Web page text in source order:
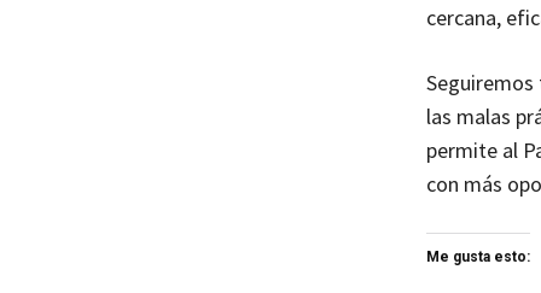
cercana,
las malas
permite al
con más
Me gusta esto: